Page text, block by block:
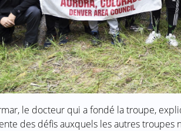
le docteur qui a fondé la troupe,
des défis auxquels les autres troupes